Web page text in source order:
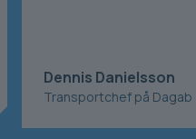
Dennis Danielsson
Transportchef på Dagab